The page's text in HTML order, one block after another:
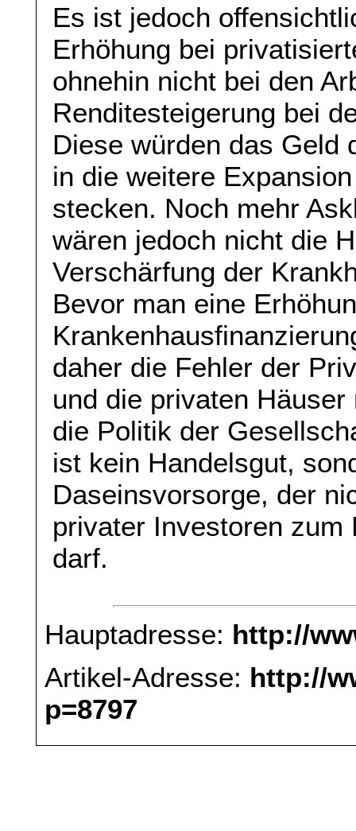
Es ist jedoch
Erhöhung bei
ohnehin nicht bei den
Renditesteigerung bei
Diese würden das Geld
in die weitere
stecken. Noch mehr
wären jedoch nicht die
Verschärfung der
Bevor man eine
daher die Fehler der
und die privaten
die Politik der
ist kein Handelsgut,
Daseinsvorsorge, der
privater Investoren
darf.
Hauptadresse: http://
Artikel-Adresse: http://
p=8797